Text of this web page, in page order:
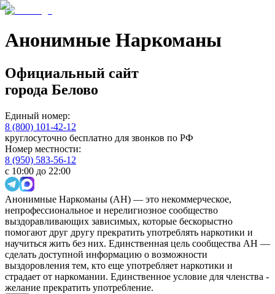
Анонимные Наркоманы
Официальный сайт
города Белово
Единый номер:
8 (800) 101-42-12
круглосуточно бесплатно для звонков по РФ
Номер местности:
8 (950) 583-56-12
с 10:00 до 22:00
Анонимные Наркоманы (АН) — это некоммерческое,
непрофессиональное и нерелигиозное сообщество
выздоравливающих зависимых, которые бескорыстно
помогают друг другу прекратить употреблять наркотики и
научиться жить без них. Единственная цель сообщества АН —
сделать доступной информацию о возможности
выздоровления тем, кто еще употребляет наркотики и
страдает от наркомании. Единственное условие для членства -
желание прекратить употребление.